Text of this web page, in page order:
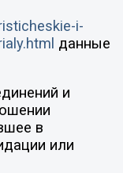
i-
данные
и
в
или